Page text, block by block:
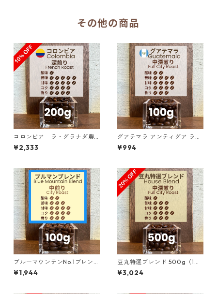
その他の商品
コロンビア ラ・グラナダ農
園 ピンクブルボン ダークベリ
ー 200g（100g単価の10%O
¥2,333
グアテマラ アンティグア ラ
ス・ヌベス農園 レッドブルボ
ン100％ ／100g
¥994
ブルーマウンテンNo.1ブレンド
100g
¥1,944
豆丸特選ブレンド 500g（10
0g単価の20%OFF）
¥3,024